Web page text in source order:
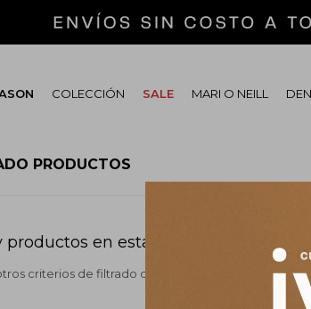
COLECCIÓN SALE MARI O NEILL
PRODUCTOS
productos en esta sección.
criterios de filtrado o busca en otras secciones